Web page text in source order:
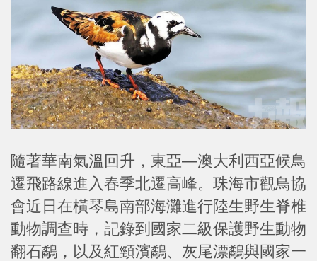
隨著華南氣溫回升，東亞—澳大利西亞候鳥
遷飛路線進入春季北遷高峰。珠海市觀鳥協
會近日在橫琴島南部海灘進行陸生野生脊椎
動物調查時，記錄到國家二級保護野生動物
翻石鷸，以及紅頸濱鷸、灰尾漂鷸與國家一